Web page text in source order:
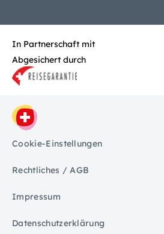
In Partnerschaft mit
Abgesichert durch
Cookie-Einstellungen
Rechtliches / AGB
Impressum
Datenschutzerklärung